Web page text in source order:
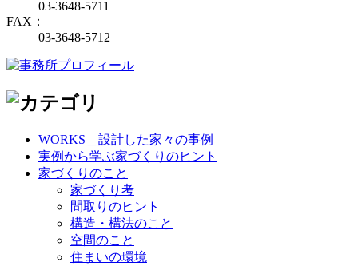
03-3648-5711
FAX：
03-3648-5712
WORKS＿設計した家々の事例
実例から学ぶ家づくりのヒント
家づくりのこと
家づくり考
間取りのヒント
構造・構法のこと
空間のこと
住まいの環境